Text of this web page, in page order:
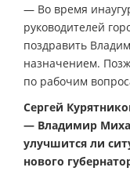
— Во время
руководителей
поздравить
назначением.
по рабочим
Сергей
— Владимир
улучшится ли
нового